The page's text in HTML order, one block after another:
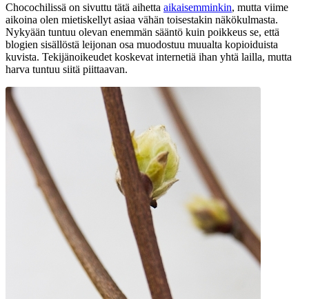
Chocochilissä on sivuttu tätä aihetta aikaisemminkin, mutta viime
aikoina olen mietiskellyt asiaa vähän toisestakin näkökulmasta.
Nykyään tuntuu olevan enemmän sääntö kuin poikkeus se, että
blogien sisällöstä leijonan osa muodostuu muualta kopioiduista
kuvista. Tekijänoikeudet koskevat internetiä ihan yhtä lailla, mutta
harva tuntuu siitä piittaavan.